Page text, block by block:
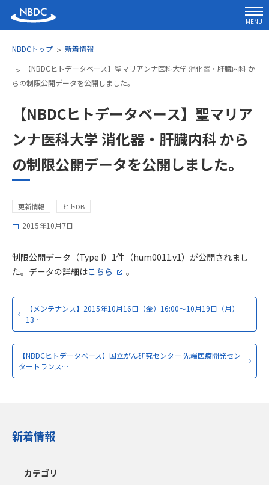
MENU
NBDCトップ
新着情報
【NBDCヒトデータベース】聖マリアンナ医科大学 消化器・肝臓内科 か
らの制限公開データを公開しました。
【NBDCヒトデータベース】聖マリア
ンナ医科大学 消化器・肝臓内科 から
の制限公開データを公開しました。
更新情報 ヒトDB
2015年10月7日
制限公開データ（Type I）1件（hum0011.v1）が公開されまし
た。データの詳細はこちら 。
【メンテナンス】2015年10月16日（金）16:00～10月19日（月）
13…
【NBDCヒトデータベース】国立がん研究センター 先端医療開発セン
タートランス…
新着情報
カテゴリ